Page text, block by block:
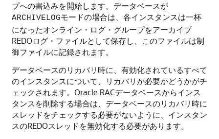
プへの書込みを開始します。データベースが
ARCHIVELOGモードの場合は、各インスタンスは一杯
になったオンライン・ログ・グループをアーカイブ
REDOログ・ファイルとして保存し、このファイルは制
御ファイルに記録されます。
データベースのリカバリ時に、有効化されているすべて
のインスタンスについて、リカバリが必要かどうかがチ
ェックされます。Oracle RACデータベースからインス
タンスを削除する場合は、データベースのリカバリ時に
スレッドをチェックする必要がないように、インスタン
スのREDOスレッドを無効化する必要があります。